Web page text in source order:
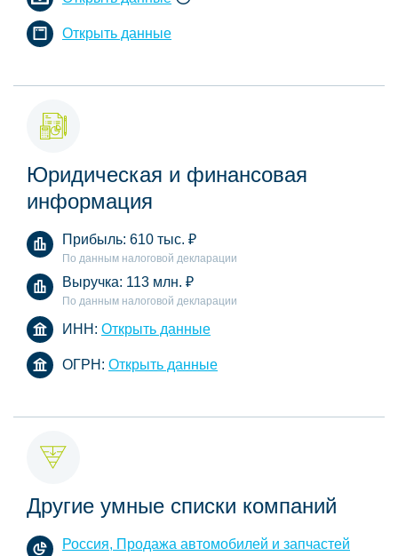
Открыть данные
Юридическая и финансовая
информация
Прибыль: 610 тыс. ₽
По данным налоговой декларации
Выручка: 113 млн. ₽
По данным налоговой декларации
ИНН: Открыть данные
ОГРН: Открыть данные
Другие умные списки компаний
Россия, Продажа автомобилей и запчастей